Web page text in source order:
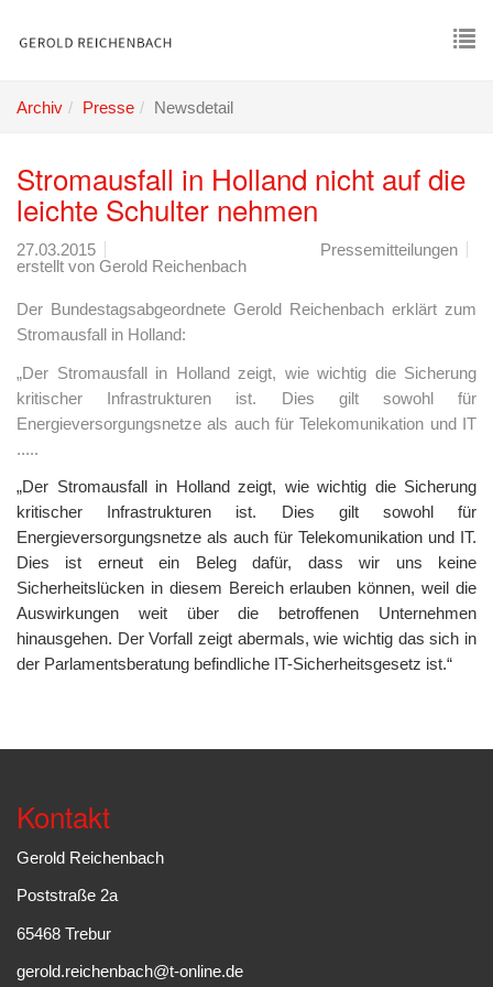
Archiv Presse Newsdetail
Stromausfall in Holland nicht auf die
leichte Schulter nehmen
27.03.2015
Pressemitteilungen
erstellt von Gerold Reichenbach
Der Bundestagsabgeordnete Gerold Reichenbach erklärt zum
Stromausfall in Holland:
„Der Stromausfall in Holland zeigt, wie wichtig die Sicherung
kritischer Infrastrukturen ist. Dies gilt sowohl für
Energieversorgungsnetze als auch für Telekomunikation und IT
.....
„Der Stromausfall in Holland zeigt, wie wichtig die Sicherung
kritischer Infrastrukturen ist. Dies gilt sowohl für
Energieversorgungsnetze als auch für Telekomunikation und IT.
Dies ist erneut ein Beleg dafür, dass wir uns keine
Sicherheitslücken in diesem Bereich erlauben können, weil die
Auswirkungen weit über die betroffenen Unternehmen
hinausgehen. Der Vorfall zeigt abermals, wie wichtig das sich in
der Parlamentsberatung befindliche IT-Sicherheitsgesetz ist.“
Kontakt
Gerold Reichenbach
Poststraße 2a
65468 Trebur
gerold.reichenbach@t-online.de